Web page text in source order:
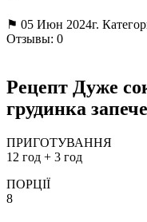
⚑ 05 Июн 2024г.
Отзывы: 0
Рецепт Дуже
грудинка
ПРИГОТУВАННЯ
12 год + 3 год
ПОРЦІЇ
8